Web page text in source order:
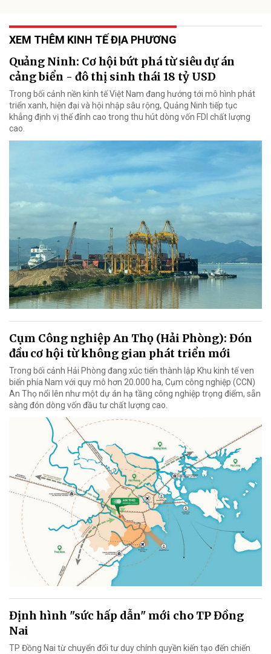
XEM THÊM KINH TẾ ĐỊA PHƯƠNG
Quảng Ninh: Cơ hội bứt phá từ siêu dự án
cảng biển - đô thị sinh thái 18 tỷ USD
Trong bối cảnh nền kinh tế Việt Nam đang hướng tới mô hình phát
triển xanh, hiện đại và hội nhập sâu rộng, Quảng Ninh tiếp tục
khẳng định vị thế đỉnh cao trong thu hút dòng vốn FDI chất lượng
cao.
Cụm Công nghiệp An Thọ (Hải Phòng): Đón
đầu cơ hội từ không gian phát triển mới
Trong bối cảnh Hải Phòng đang xúc tiến thành lập Khu kinh tế ven
biển phía Nam với quy mô hơn 20.000 ha, Cụm công nghiệp (CCN)
An Thọ nổi lên như một dự án hạ tầng công nghiệp trọng điểm, sẵn
sàng đón dòng vốn đầu tư chất lượng cao.
Định hình "sức hấp dẫn" mới cho TP Đồng
Nai
TP Đồng Nai từ chuyển đổi tư duy chính quyền kiến tạo đến chiến